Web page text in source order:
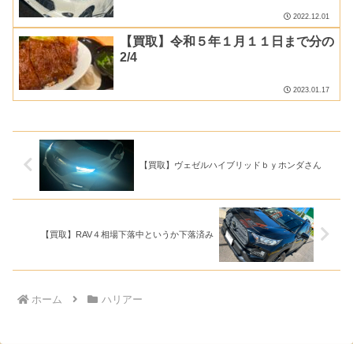
2022.12.01
【買取】令和５年１月１１日まで分の
2/4
2023.01.17
【買取】ヴェゼルハイブリッドｂｙホンダさん
【買取】RAV４相場下落中というか下落済み
ホーム ハリアー